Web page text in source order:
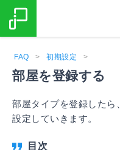
FAQ > 初期設定 >
部屋を登録する
部屋タイプを登録したら
設定していきます。